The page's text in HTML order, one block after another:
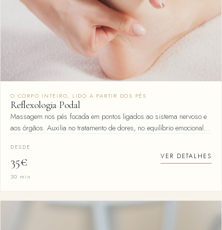
O CORPO INTEIRO, LIDO A PARTIR DOS PÉS
Reflexologia Podal
Massagem nos pés focada em pontos ligados ao sistema nervoso e
aos órgãos. Auxilia no tratamento de dores, no equilíbrio emocional…
DESDE
35€ VER DETALHES
30 min